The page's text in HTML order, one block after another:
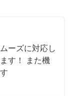
ーズに対応し
す！ また機